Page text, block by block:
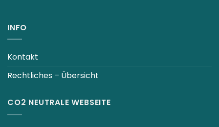
INFO
Kontakt
Rechtliches – Übersicht
CO2 NEUTRALE WEBSEITE